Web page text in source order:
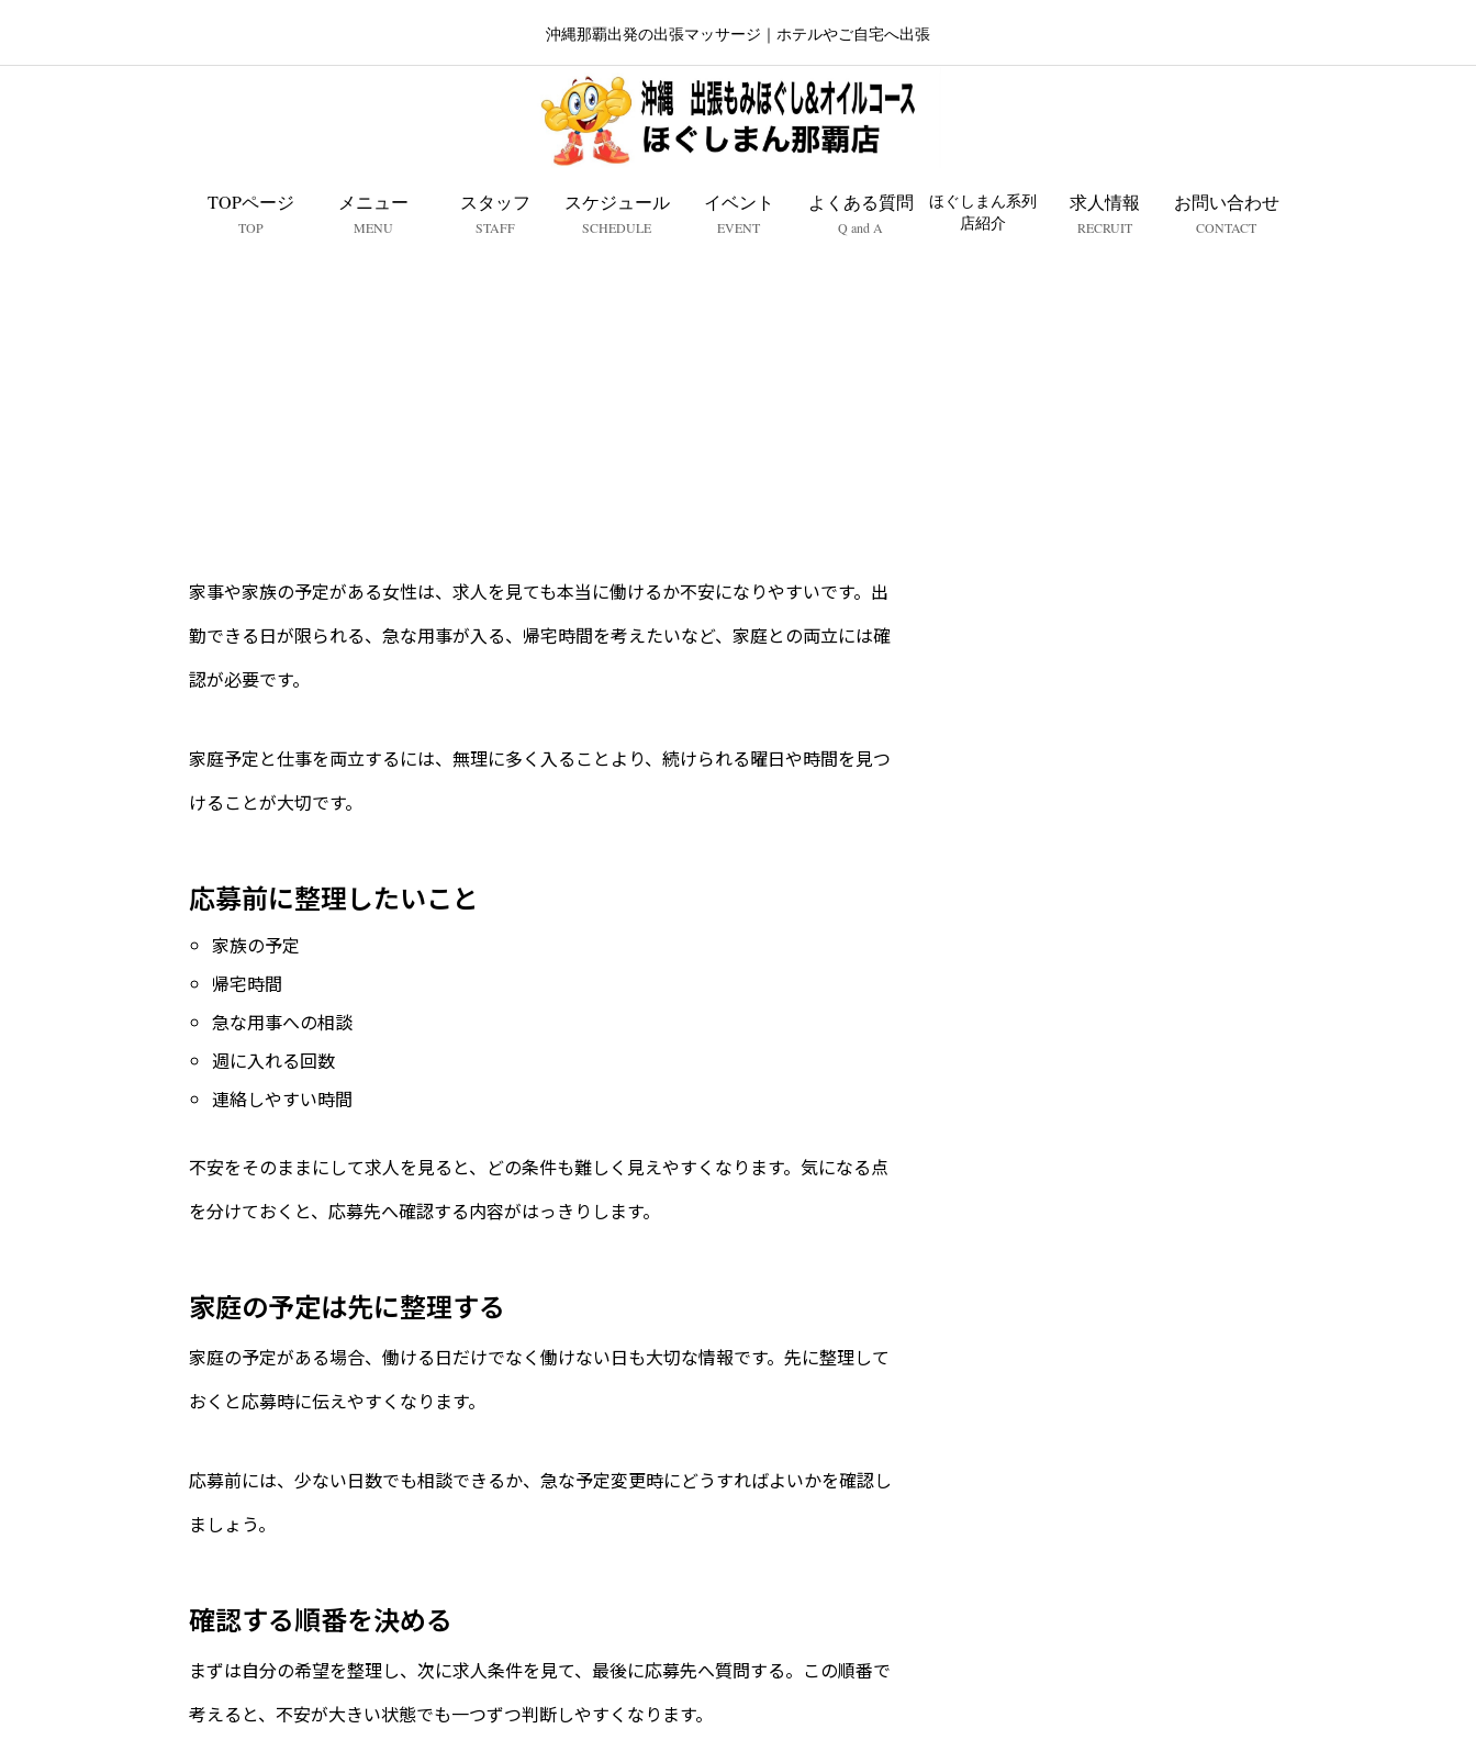
沖縄那覇出発の出張マッサージ｜ホテルやご自宅へ出張
TOPページ
TOP
メニュー
MENU
スタッフ
STAFF
スケジュール
SCHEDULE
イベント
EVENT
よくある質問
Q and A
ほぐしまん系列
店紹介
求人情報
RECRUIT
お問い合わせ
CONTACT
家事や家族の予定がある女性は、求人を見ても本当に働けるか不安になりやすいです。出
勤できる日が限られる、急な用事が入る、帰宅時間を考えたいなど、家庭との両立には確
認が必要です。
家庭予定と仕事を両立するには、無理に多く入ることより、続けられる曜日や時間を見つ
けることが大切です。
応募前に整理したいこと
家族の予定
帰宅時間
急な用事への相談
週に入れる回数
連絡しやすい時間
不安をそのままにして求人を見ると、どの条件も難しく見えやすくなります。気になる点
を分けておくと、応募先へ確認する内容がはっきりします。
家庭の予定は先に整理する
家庭の予定がある場合、働ける日だけでなく働けない日も大切な情報です。先に整理して
おくと応募時に伝えやすくなります。
応募前には、少ない日数でも相談できるか、急な予定変更時にどうすればよいかを確認し
ましょう。
確認する順番を決める
まずは自分の希望を整理し、次に求人条件を見て、最後に応募先へ質問する。この順番で
考えると、不安が大きい状態でも一つずつ判断しやすくなります。